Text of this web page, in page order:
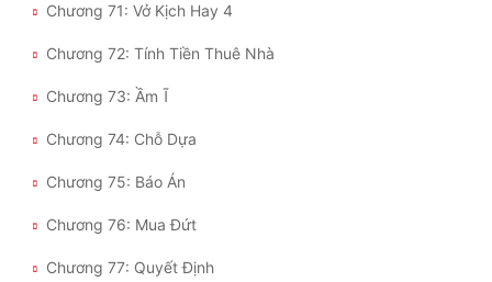
Chương 71: Vở Kịch Hay 4
Chương 72: Tính Tiền Thuê Nhà
Chương 73: Ầm Ĩ
Chương 74: Chỗ Dựa
Chương 75: Báo Án
Chương 76: Mua Đứt
Chương 77: Quyết Định